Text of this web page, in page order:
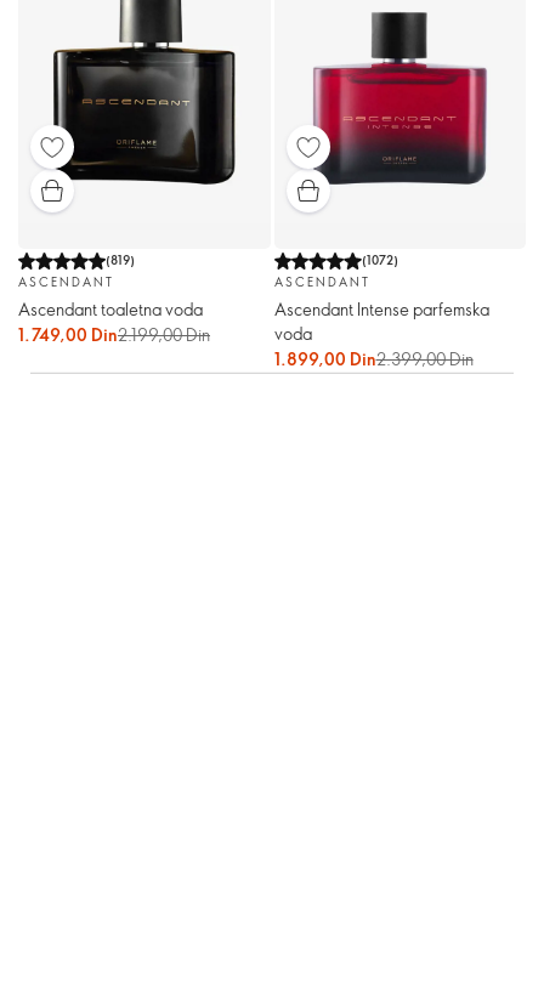
(819)
ASCENDANT
Ascendant toaletna voda
1.749,00 Din2.199,00 Din
(1072)
ASCENDANT
Ascendant Intense parfemska
voda
1.899,00 Din2.399,00 Din